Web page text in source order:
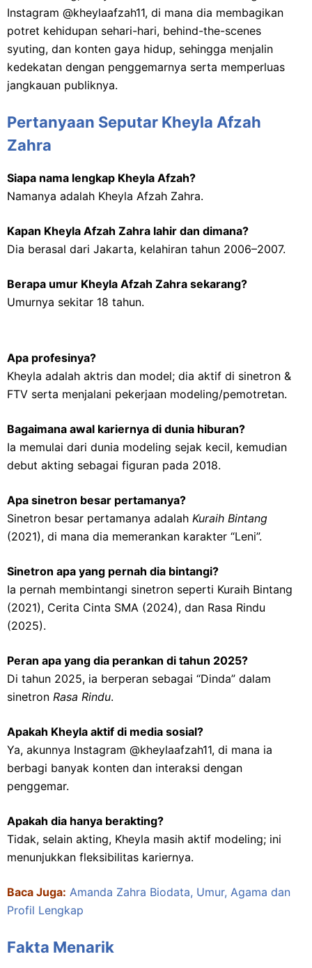
Instagram @kheylaafzah11, di mana dia membagikan
potret kehidupan sehari-hari, behind-the-scenes
syuting, dan konten gaya hidup, sehingga menjalin
kedekatan dengan penggemarnya serta memperluas
jangkauan publiknya.
Pertanyaan Seputar Kheyla Afzah
Zahra
Siapa nama lengkap Kheyla Afzah?
Namanya adalah Kheyla Afzah Zahra.
Kapan Kheyla Afzah Zahra lahir dan dimana?
Dia berasal dari Jakarta, kelahiran tahun 2006–2007.
Berapa umur Kheyla Afzah Zahra sekarang?
Umurnya sekitar 18 tahun.
Apa profesinya?
Kheyla adalah aktris dan model; dia aktif di sinetron &
FTV serta menjalani pekerjaan modeling/pemotretan.
Bagaimana awal kariernya di dunia hiburan?
Ia memulai dari dunia modeling sejak kecil, kemudian
debut akting sebagai figuran pada 2018.
Apa sinetron besar pertamanya?
Sinetron besar pertamanya adalah Kuraih Bintang
(2021), di mana dia memerankan karakter “Leni”.
Sinetron apa yang pernah dia bintangi?
Ia pernah membintangi sinetron seperti Kuraih Bintang
(2021), Cerita Cinta SMA (2024), dan Rasa Rindu
(2025).
Peran apa yang dia perankan di tahun 2025?
Di tahun 2025, ia berperan sebagai “Dinda” dalam
sinetron Rasa Rindu.
Apakah Kheyla aktif di media sosial?
Ya, akunnya Instagram @kheylaafzah11, di mana ia
berbagi banyak konten dan interaksi dengan
penggemar.
Apakah dia hanya berakting?
Tidak, selain akting, Kheyla masih aktif modeling; ini
menunjukkan fleksibilitas kariernya.
Baca Juga: Amanda Zahra Biodata, Umur, Agama dan
Profil Lengkap
Fakta Menarik